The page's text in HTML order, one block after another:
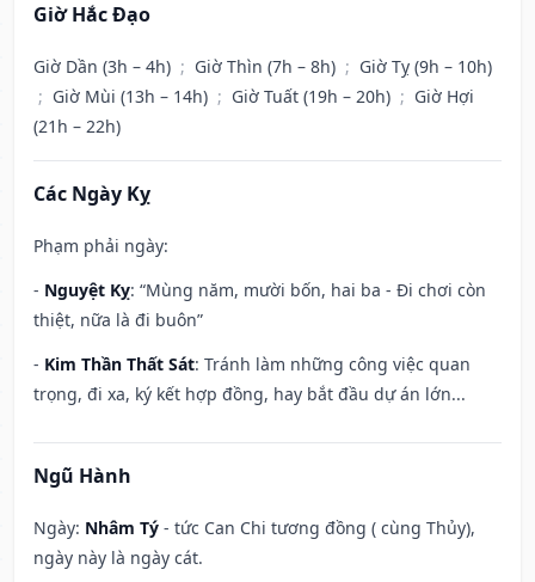
Giờ Hắc Đạo
Giờ Dần (3h – 4h) ; Giờ Thìn (7h – 8h) ; Giờ Tỵ (9h – 10h)
; Giờ Mùi (13h – 14h) ; Giờ Tuất (19h – 20h) ; Giờ Hợi
(21h – 22h)
Các Ngày Kỵ
Phạm phải ngày:
- Nguyệt Kỵ: “Mùng năm, mười bốn, hai ba - Đi chơi còn
thiệt, nữa là đi buôn”
- Kim Thần Thất Sát: Tránh làm những công việc quan
trọng, đi xa, ký kết hợp đồng, hay bắt đầu dự án lớn...
Ngũ Hành
Ngày: Nhâm Tý - tức Can Chi tương đồng ( cùng Thủy),
ngày này là ngày cát.